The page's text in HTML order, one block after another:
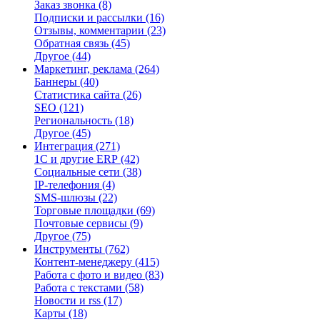
Заказ звонка (8)
Подписки и рассылки (16)
Отзывы, комментарии (23)
Обратная связь (45)
Другое (44)
Маркетинг, реклама (264)
Баннеры (40)
Статистика сайта (26)
SEO (121)
Региональность (18)
Другое (45)
Интеграция (271)
1С и другие ERP (42)
Социальные сети (38)
IP-телефония (4)
SMS-шлюзы (22)
Торговые площадки (69)
Почтовые сервисы (9)
Другое (75)
Инструменты (762)
Контент-менеджеру (415)
Работа с фото и видео (83)
Работа с текстами (58)
Новости и rss (17)
Карты (18)